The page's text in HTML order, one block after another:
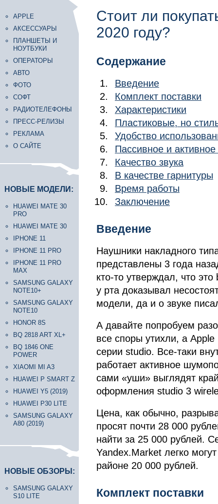
APPLE
АКСЕССУАРЫ
ПЛАНШЕТЫ И
НОУТБУКИ
ОПЕРАТОРЫ
АВТО
ФОТО
СОФТ
РАДИОТЕЛЕФОНЫ
ПРЕСС-РЕЛИЗЫ
РЕКЛАМА
О САЙТЕ
НОВЫЕ МОДЕЛИ:
HUAWEI MATE 30
PRO
HUAWEI MATE 30
IPHONE 11
IPHONE 11 PRO
IPHONE 11 PRO
MAX
SAMSUNG GALAXY
NOTE10+
SAMSUNG GALAXY
NOTE10
HONOR 8S
BQ 2818 ART XL+
BQ 1846 ONE
POWER
XIAOMI MI A3
HUAWEI P SMART Z
HUAWEI Y5 (2019)
HUAWEI P30 LITE
SAMSUNG GALAXY
A80 (2019)
НОВЫЕ ОБЗОРЫ:
SAMSUNG GALAXY
S10 LITE
Стоит ли
2020 году?
Содержание
Введение
Комплект поставки
Характеристики
Пластиковые, но
Удобство
Пассивное и
Качество звука
В качестве гарнитуры
Время работы
Заключение
Введение
Наушники накладного
представлены 3 года
кто-то утверждал, что
у рта доказывал
модели, да и о звуке
А давайте попробуем
все споры утихли, а Apple
серии studio. Все-таки
работает активное
сами «уши» выглядят
оформления studio 3
Цена, как обычно,
просят почти 28 000
найти за 25 000 рублей.
Yandex.Market легко
районе 20 000 рублей.
Комплект поставки